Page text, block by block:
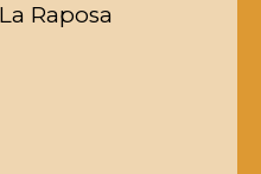
Raposa